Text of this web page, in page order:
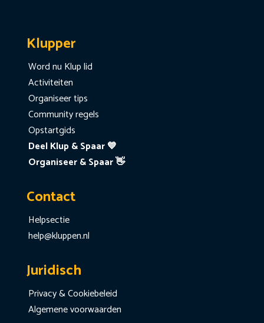
Klupper
Word nu Klup lid
Activiteiten
Organiseer tips
Community regels
Opstartgids
Deel Klup & Spaar 💙
Organiseer & Spaar 👋
Contact
Helpsectie
help@kluppen.nl
Juridisch
Privacy & Cookiebeleid
Algemene voorwaarden